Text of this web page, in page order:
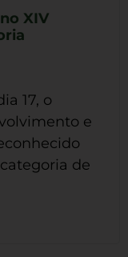
XIV
17, o
e
de